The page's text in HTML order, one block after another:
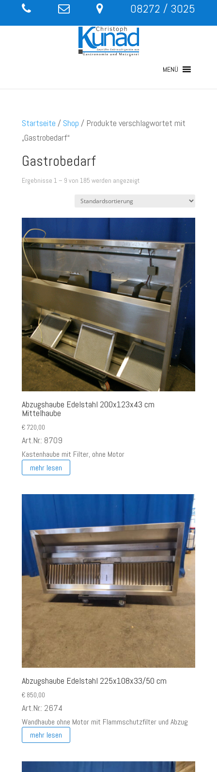
08272 / 3025
MENÜ
Startseite / Shop / Produkte verschlagwortet mit
„Gastrobedarf“
Gastrobedarf
Ergebnisse 1 – 9 von 185 werden angezeigt
Abzugshaube Edelstahl 200x123x43 cm
Mittelhaube
€720,00
Art.Nr.: 8709
Kastenhaube mit Filter, ohne Motor
mehr lesen
Abzugshaube Edelstahl 225x108x33/50 cm
€850,00
Art.Nr.: 2674
Wandhaube ohne Motor mit Flammschutzfilter und Abzug
mehr lesen